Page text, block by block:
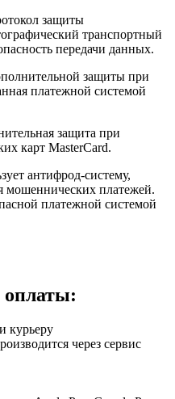
защиты
транспортный
передачи данных.
защиты при
платежной системой
защита при
карт MasterCard.
антифрод-систему,
мошеннических платежей.
платежной системой
курьеру
через сервис